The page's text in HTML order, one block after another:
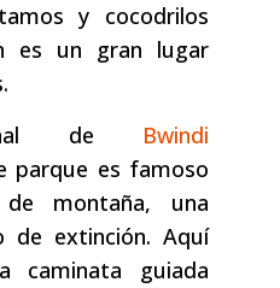
y cocodrilos
es un gran lugar
de Bwindi
parque es famoso
montaña, una
de extinción. Aquí
caminata guiada